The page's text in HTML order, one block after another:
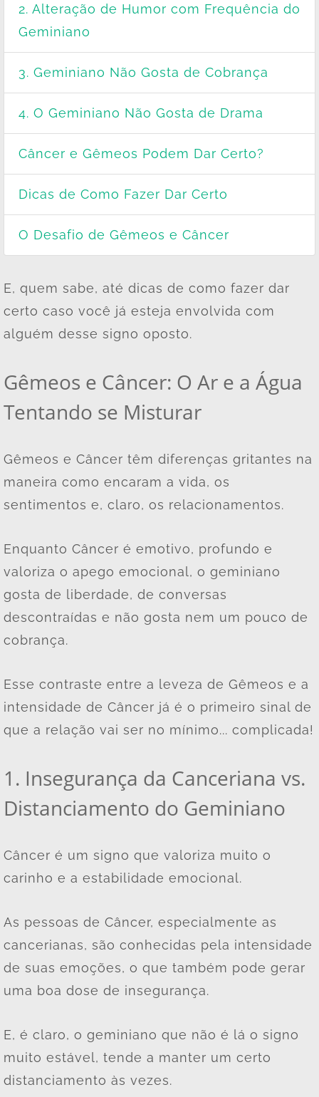
2. Alteração de Humor com Frequência do
Geminiano
3. Geminiano Não Gosta de Cobrança
4. O Geminiano Não Gosta de Drama
Câncer e Gêmeos Podem Dar Certo?
Dicas de Como Fazer Dar Certo
O Desafio de Gêmeos e Câncer
E, quem sabe, até dicas de como fazer dar
certo caso você já esteja envolvida com
alguém desse signo oposto.
Gêmeos e Câncer: O Ar e a Água
Tentando se Misturar
Gêmeos e Câncer têm diferenças gritantes na
maneira como encaram a vida, os
sentimentos e, claro, os relacionamentos.
Enquanto Câncer é emotivo, profundo e
valoriza o apego emocional, o geminiano
gosta de liberdade, de conversas
descontraídas e não gosta nem um pouco de
cobrança.
Esse contraste entre a leveza de Gêmeos e a
intensidade de Câncer já é o primeiro sinal de
que a relação vai ser no mínimo... complicada!
1. Insegurança da Canceriana vs.
Distanciamento do Geminiano
Câncer é um signo que valoriza muito o
carinho e a estabilidade emocional.
As pessoas de Câncer, especialmente as
cancerianas, são conhecidas pela intensidade
de suas emoções, o que também pode gerar
uma boa dose de insegurança.
E, é claro, o geminiano que não é lá o signo
muito estável, tende a manter um certo
distanciamento às vezes.